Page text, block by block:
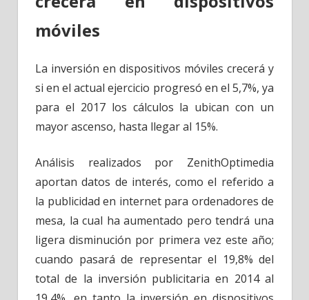
móviles
La inversión en dispositivos móviles crecerá y
si en el actual ejercicio progresó en el 5,7%, ya
para el 2017 los cálculos la ubican con un
mayor ascenso, hasta llegar al 15%.
Análisis realizados por ZenithOptimedia
aportan datos de interés, como el referido a
la publicidad en internet para ordenadores de
mesa, la cual ha aumentado pero tendrá una
ligera disminución por primera vez este año;
cuando pasará de representar el 19,8% del
total de la inversión publicitaria en 2014 al